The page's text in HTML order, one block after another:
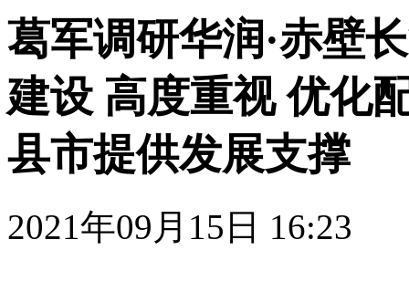
葛军调研华润·赤壁
建设 高度重视 优化
县市提供发展支撑
2021年09月15日